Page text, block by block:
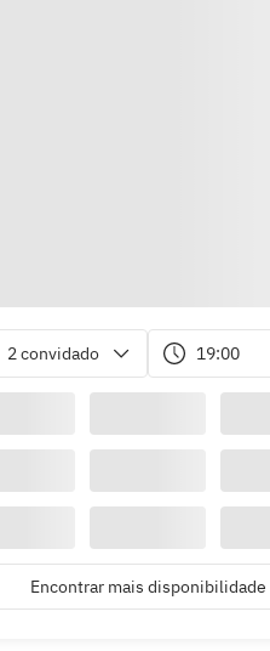
2 convidado 19:00
Encontrar mais disponibilidade